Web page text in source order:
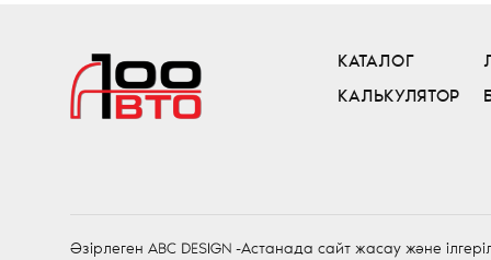
КАТАЛОГ
КАЛЬКУЛЯТОР
Әзірлеген -Астанада сайт жасау және